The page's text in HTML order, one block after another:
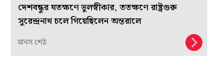
দেশবন্ধুর যতক্ষণে ভুলস্বীকার, ততক্ষণে রাষ্ট্রগুরু
সুরেন্দ্রনাথ চলে গিয়েছিলেন অন্তরালে
মানস শেঠ